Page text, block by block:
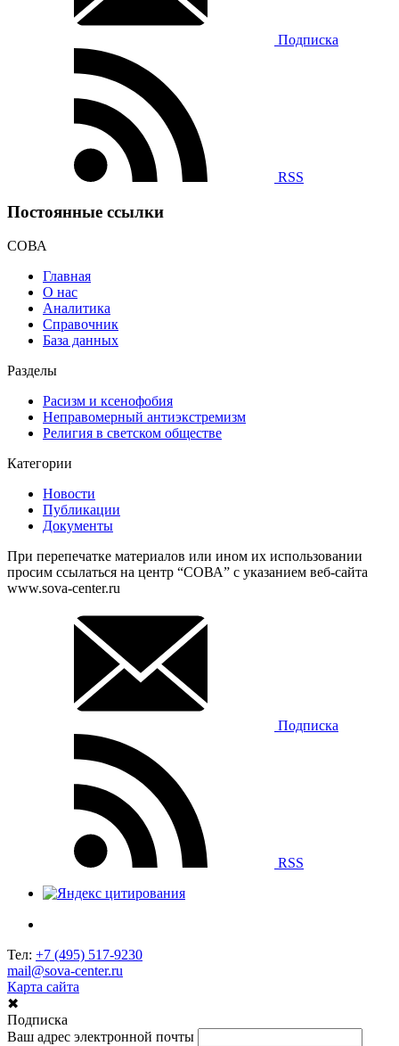
Подписка
RSS
Постоянные ссылки
СОВА
Главная
О нас
Аналитика
Справочник
База данных
Разделы
Расизм и ксенофобия
Неправомерный антиэкстремизм
Религия в светском обществе
Категории
Новости
Публикации
Документы
При перепечатке материалов или ином их использовании
просим ссылаться на центр “СОВА” с указанием веб-сайта
www.sova-center.ru
Подписка
RSS
Тел: +7 (495) 517-9230
mail@sova-center.ru
Карта сайта
✖
Подписка
Ваш адрес электронной почты